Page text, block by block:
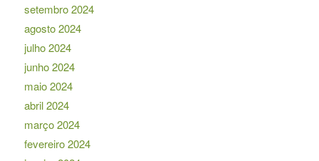
setembro 2024
agosto 2024
julho 2024
junho 2024
maio 2024
abril 2024
março 2024
fevereiro 2024